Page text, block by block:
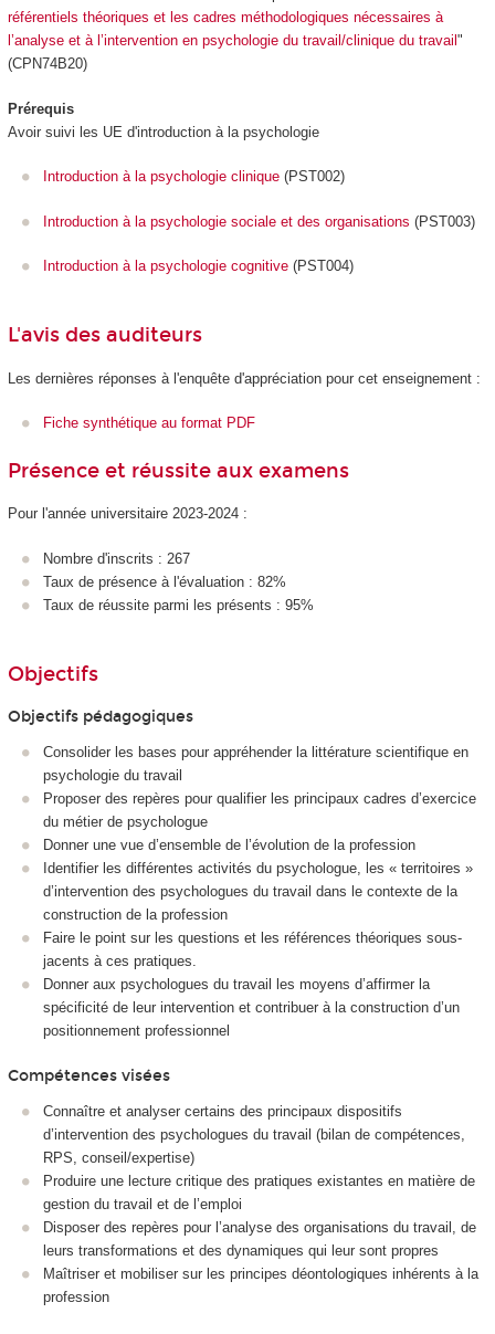
référentiels théoriques et les cadres méthodologiques nécessaires à
l’analyse et à l’intervention en psychologie du travail/clinique du travail "
(CPN74B20)
Prérequis
Avoir suivi les UE d'introduction à la psychologie
Introduction à la psychologie clinique (PST002)
Introduction à la psychologie sociale et des organisations (PST003)
Introduction à la psychologie cognitive (PST004)
L'avis des auditeurs
Les dernières réponses à l'enquête d'appréciation pour cet enseignement :
Fiche synthétique au format PDF
Présence et réussite aux examens
Pour l'année universitaire 2023-2024 :
Nombre d'inscrits : 267
Taux de présence à l'évaluation : 82%
Taux de réussite parmi les présents : 95%
Objectifs
Objectifs pédagogiques
Consolider les bases pour appréhender la littérature scientifique en
psychologie du travail
Proposer des repères pour qualifier les principaux cadres d’exercice
du métier de psychologue
Donner une vue d’ensemble de l’évolution de la profession
Identifier les différentes activités du psychologue, les « territoires »
d’intervention des psychologues du travail dans le contexte de la
construction de la profession
Faire le point sur les questions et les références théoriques sous-
jacents à ces pratiques.
Donner aux psychologues du travail les moyens d’affirmer la
spécificité de leur intervention et contribuer à la construction d’un
positionnement professionnel
Compétences visées
Connaître et analyser certains des principaux dispositifs
d’intervention des psychologues du travail (bilan de compétences,
RPS, conseil/expertise)
Produire une lecture critique des pratiques existantes en matière de
gestion du travail et de l’emploi
Disposer des repères pour l’analyse des organisations du travail, de
leurs transformations et des dynamiques qui leur sont propres
Maîtriser et mobiliser sur les principes déontologiques inhérents à la
profession